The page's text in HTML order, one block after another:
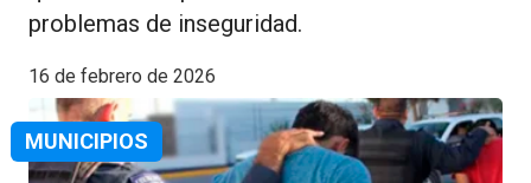
problemas de inseguridad.
16 de febrero de 2026
MUNICIPIOS